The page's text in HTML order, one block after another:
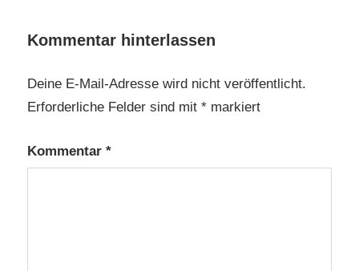
Kommentar hinterlassen
Deine E-Mail-Adresse wird nicht veröffentlicht.
Erforderliche Felder sind mit * markiert
Kommentar *